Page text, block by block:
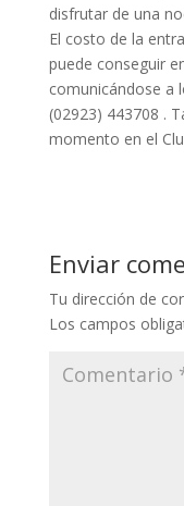
disfrutar de una
El costo de la
puede conseguir
comunicándose a
(02923) 443708 .
momento en el
Enviar
Tu dirección de
Los campos